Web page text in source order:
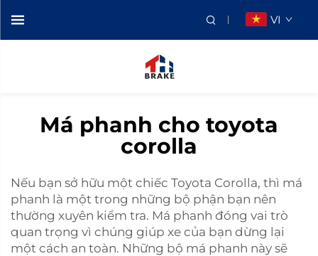
VI
Má phanh cho toyota
corolla
Nếu bạn sở hữu một chiếc Toyota Corolla, thì má
phanh là một trong những bộ phận bạn nên
thường xuyên kiểm tra. Má phanh đóng vai trò
quan trọng vì chúng giúp xe của bạn dừng lại
một cách an toàn. Những bộ má phanh này sẽ